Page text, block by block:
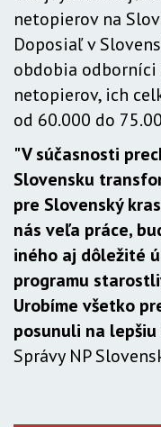
netopierov na
Doposiaľ v
obdobia
netopierov, ich
od 60.000 do
"V súčasnosti
Slovensku
pre Slovenský
nás veľa práce,
iného aj dôležité
programu
Urobíme všetko
posunuli na lepšiu
Správy NP